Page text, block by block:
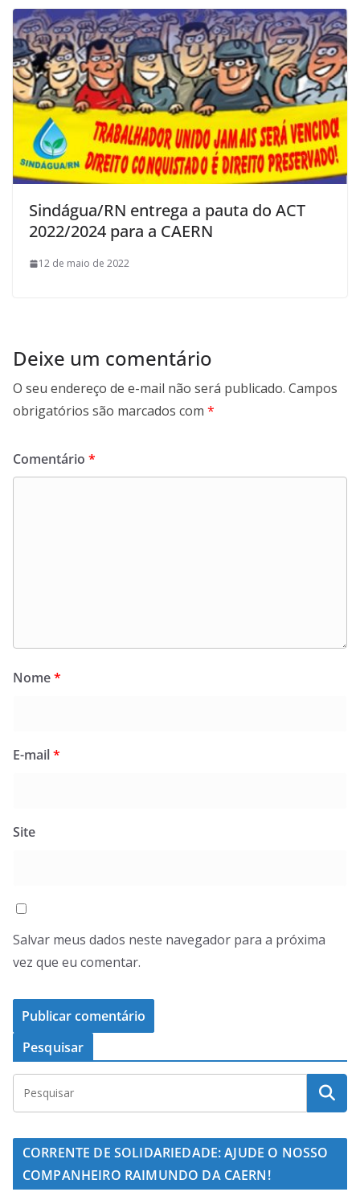
Sindágua/RN entrega a pauta do ACT
2022/2024 para a CAERN
12 de maio de 2022
Deixe um comentário
O seu endereço de e-mail não será publicado. Campos
obrigatórios são marcados com *
Comentário *
Nome*
E-mail*
Site
Salvar meus dados neste navegador para a próxima
vez que eu comentar.
Pesquisar
CORRENTE DE SOLIDARIEDADE: AJUDE O NOSSO
COMPANHEIRO RAIMUNDO DA CAERN!